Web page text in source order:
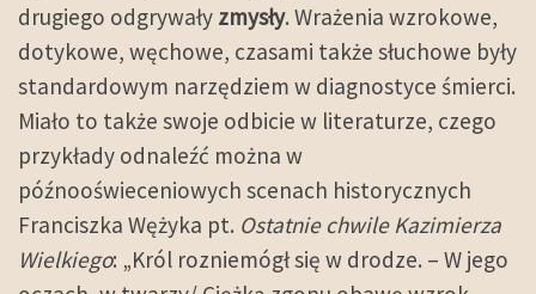
drugiego odgrywały zmysły. Wrażenia wzrokowe,
dotykowe, węchowe, czasami także słuchowe były
standardowym narzędziem w diagnostyce śmierci.
Miało to także swoje odbicie w literaturze, czego
przykłady odnaleźć można w
późnooświeceniowych scenach historycznych
Franciszka Wężyka pt. Ostatnie chwile Kazimierza
Wielkiego: „Król rozniemógł się w drodze. – W jego